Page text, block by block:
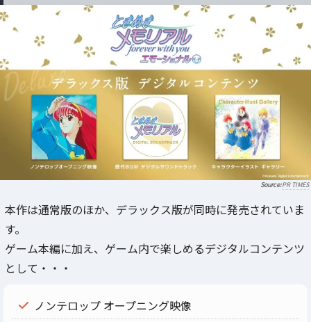
PR TIMES
本作は通常版のほか、デラックス版が同時に発売されていま
す。
ゲーム本編に加え、ゲーム内で楽しめるデジタルコンテンツ
として・・・
ノンテロップ オープニング映像